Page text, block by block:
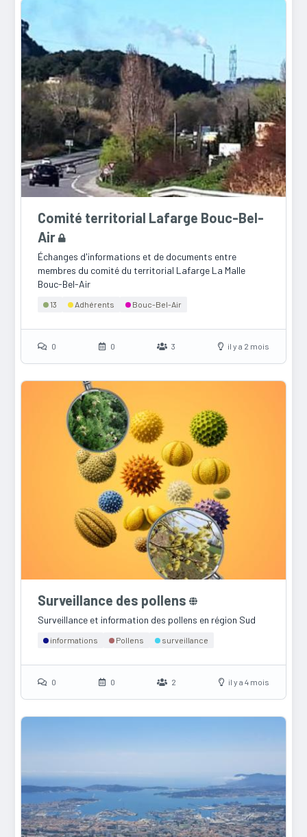
Comité territorial Lafarge Bouc-Bel-
Air
Échanges d'informations et de documents entre
membres du comité du territorial Lafarge La Malle
Bouc-Bel-Air
13 Adhérents Bouc-Bel-Air
0 0 3 il y a 2 mois
Surveillance des pollens
Surveillance et information des pollens en région Sud
informations Pollens surveillance
0 0 2 il y a 4 mois